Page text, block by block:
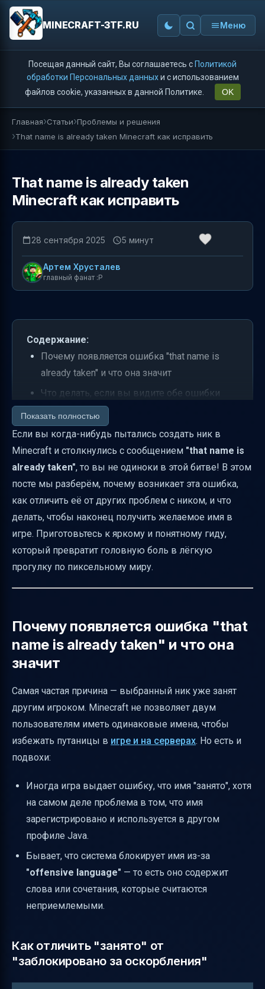
MINECRAFT-3TF.RU Меню
Посещая данный сайт, Вы соглашаетесь с Политикой
обработки Персональных данныхи с использованием
файлов cookie, указанных в данной Политике.
OK
Главная Статьи Проблемы и решения
That name is already taken Minecraft как исправить
That name is already taken
Minecraft как исправить
28 сентября 2025 5 минут
Артем Хрусталев
главный фанат :P
Содержание:
Почему появляется ошибка "that name is
already taken" и что она значит
Что делать, если вы видите обе ошибки
сразу
Как исправить ошибку "that name is already
taken" на практике
Особенности Java Edition и Bedrock Edition
Как избежать ошибок при выборе ника
Что делать, если игра не создаёт профиль
или вылетает при загрузке мира
Как безопасно проходить верификацию
Краткий чеклист для решения проблемы с
ником
Визуальная схема решения проблемы с
Полезные ссылки
Показать полностью
Если вы когда-нибудь пытались создать ник в
Minecraft и столкнулись с сообщением "that name is
already taken", то вы не одиноки в этой битве! В этом
посте мы разберём, почему возникает эта ошибка,
как отличить её от других проблем с ником, и что
делать, чтобы наконец получить желаемое имя в
игре. Приготовьтесь к яркому и понятному гиду,
который превратит головную боль в лёгкую
прогулку по пиксельному миру.
Почему появляется ошибка "that
name is already taken" и что она
значит
Самая частая причина — выбранный ник уже занят
другим игроком. Minecraft не позволяет двум
пользователям иметь одинаковые имена, чтобы
избежать путаницы в игре и на серверах. Но есть и
подвохи:
Иногда игра выдает ошибку, что имя "занято", хотя
на самом деле проблема в том, что имя
зарегистрировано и используется в другом
профиле Java.
Бывает, что система блокирует имя из-за
"offensive language" — то есть оно содержит
слова или сочетания, которые считаются
неприемлемыми.
Как отличить "занято" от
"заблокировано за оскорбления"